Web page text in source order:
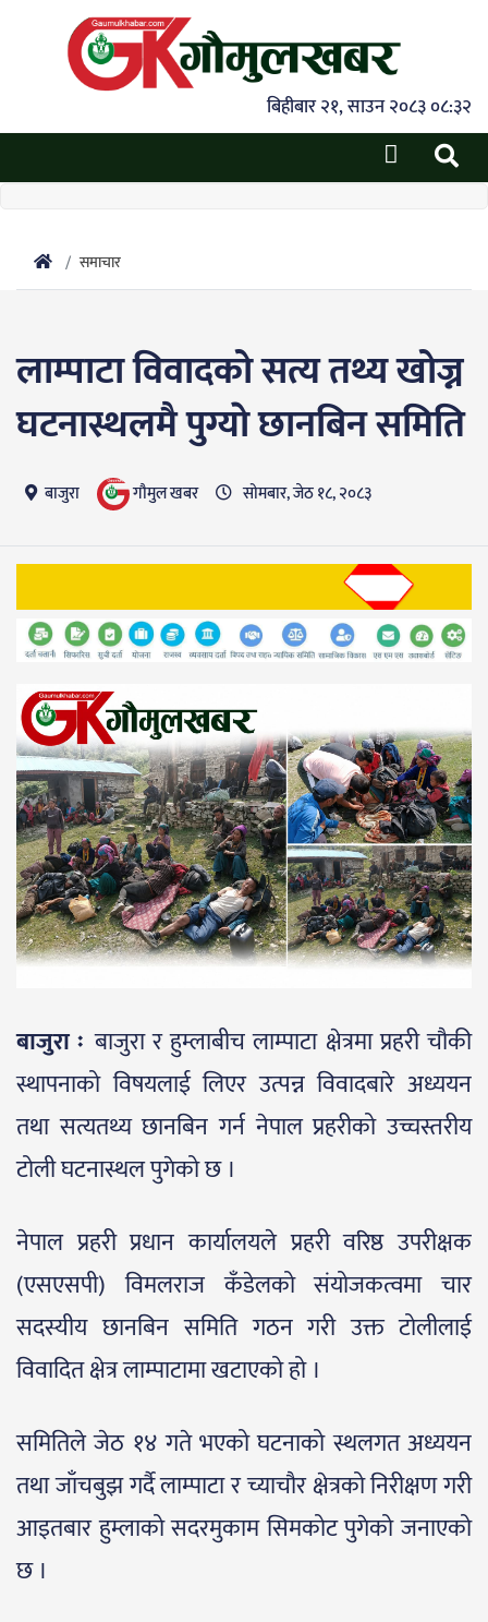
बिहीबार २१, साउन २०८३ ०८:३२
समाचार
लाम्पाटा विवादको सत्य तथ्य खोज्न
घटनास्थलमै पुग्याे छानबिन समिति
बाजुरा गाैमुल खबर सोमबार, जेठ १८, २०८३
बाजुरा ःबाजुरा र हुम्लाबीच लाम्पाटा क्षेत्रमा प्रहरी चौकी
स्थापनाको विषयलाई लिएर उत्पन्न विवादबारे अध्ययन
तथा सत्यतथ्य छानबिन गर्न नेपाल प्रहरीको उच्चस्तरीय
टोली घटनास्थल पुगेको छ ।
नेपाल प्रहरी प्रधान कार्यालयले प्रहरी वरिष्ठ उपरीक्षक
(एसएसपी) विमलराज कँडेलको संयोजकत्वमा चार
सदस्यीय छानबिन समिति गठन गरी उक्त टोलीलाई
विवादित क्षेत्र लाम्पाटामा खटाएको हो ।
समितिले जेठ १४ गते भएको घटनाको स्थलगत अध्ययन
तथा जाँचबुझ गर्दै लाम्पाटा र च्याचौर क्षेत्रको निरीक्षण गरी
आइतबार हुम्लाको सदरमुकाम सिमकोट पुगेको जनाएको
छ ।